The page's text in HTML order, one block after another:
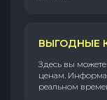
ВЫГОДНЫЕ
Здесь вы
ценам.
реальном